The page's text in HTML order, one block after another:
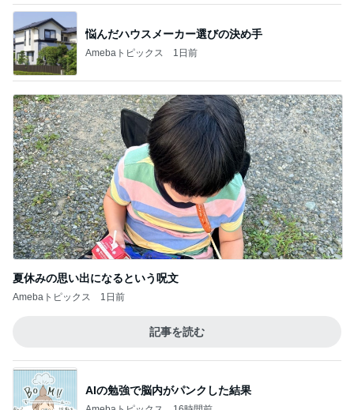
悩んだハウスメーカー選びの決め手
Amebaトピックス 1日前
夏休みの思い出になるという呪文
Amebaトピックス 1日前
記事を読む
AIの勉強で脳内がパンクした結果